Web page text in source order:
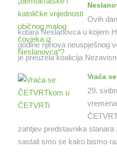
Ovih
kotara Neslanovca u kojem
godine njihova neuspješnog
je preuzela koalicija
Vraća
29.
zahtjev predstavnika
sastali smo se kako bismo